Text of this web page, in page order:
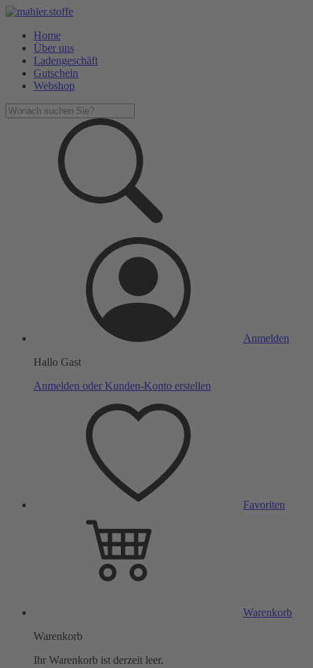
Home
Über uns
Ladengeschäft
Gutschein
Webshop
Anmelden
Hallo Gast
Anmelden oder Kunden-Konto erstellen
Favoriten
Warenkorb
Warenkorb
Ihr Warenkorb ist derzeit leer.